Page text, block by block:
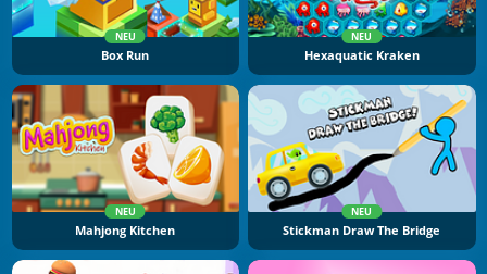
NEU
Box Run
NEU
Hexaquatic Kraken
NEU
Mahjong Kitchen
NEU
Stickman Draw The Bridge